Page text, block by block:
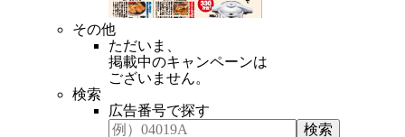
その他
ただいま、
掲載中のキャンペーンは
ございません。
検索
広告番号で探す